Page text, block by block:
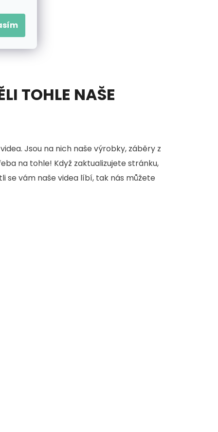
TOHLE NAŠE
Jsou na nich naše výrobky, záběry z
na tohle! Když zaktualizujete stránku,
se vám naše videa líbí, tak nás můžete